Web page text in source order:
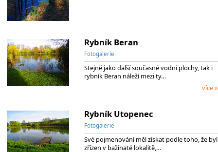
Rybník Beran
Fotogalerie
Stejně jako další současné vodní plochy, tak i
rybník Beran náleží mezi ty…
více »
Rybník Utopenec
Fotogalerie
Své pojmenování měl získat podle toho, že byl
zřízen v bažinaté lokalitě,…